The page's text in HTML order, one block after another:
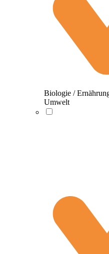
Biologie /
Umwelt